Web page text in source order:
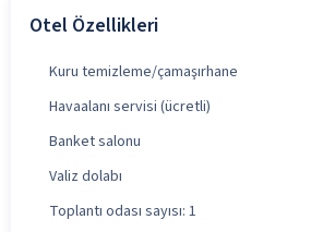
Otel Özellikleri
Kuru temizleme/çamaşırhane
Havaalanı servisi (ücretli)
Banket salonu
Valiz dolabı
Toplantı odası sayısı: 1